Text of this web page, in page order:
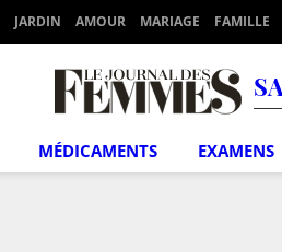
JARDIN AMOUR MARIAGE FAMILLE
MÉDICAMENTS EXAMENS